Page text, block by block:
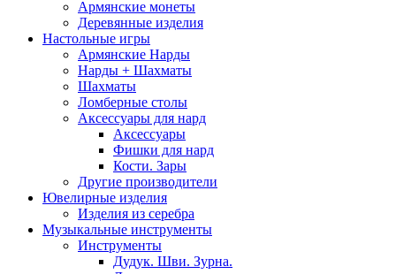
Армянские монеты
Деревянные изделия
Настольные игры
Армянские Нарды
Нарды + Шахматы
Шахматы
Ломберные столы
Аксессуары для нард
Аксессуары
Фишки для нард
Кости. Зары
Другие производители
Ювелирные изделия
Изделия из серебра
Музыкальные инструменты
Инструменты
Дудук. Шви. Зурна.